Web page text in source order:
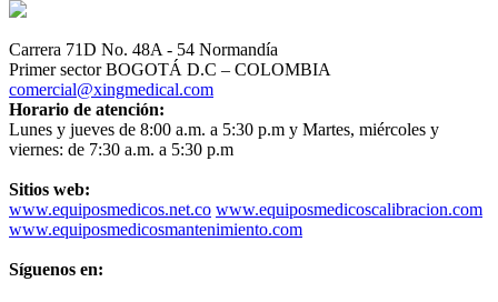
Carrera 71D No. 48A - 54 Normandía
Primer sector BOGOTÁ D.C – COLOMBIA
comercial@xingmedical.com
Horario de atención:
Lunes y jueves de 8:00 a.m. a 5:30 p.m y Martes, miércoles y
viernes: de 7:30 a.m. a 5:30 p.m
Sitios web:
www.equiposmedicos.net.co www.equiposmedicoscalibracion.com
www.equiposmedicosmantenimiento.com
Síguenos en: